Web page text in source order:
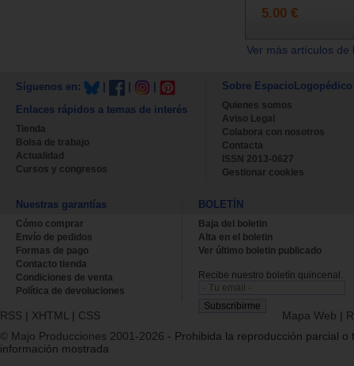
5.00 €
Ver más artículos
Síguenos en:
Enlaces rápidos a temas de interés
Tienda
Bolsa de trabajo
Actualidad
Cursos y congresos
Sobre EspacioLogopédico
Quienes somos
Aviso Legal
Colabora con nosotros
Contacta
ISSN 2013-0627
Gestionar cookies
Nuestras garantías
Cómo comprar
Envío de pedidos
Formas de pago
Contacto tienda
Condiciones de venta
Política de devoluciones
BOLETÍN
Baja del boletin
Alta en el boletin
Ver último boletin publicado
Recibe nuestro boletín quincenal.
RSS | XHTML | CSS Mapa Web |
© Majo Producciones 2001-2026 - Prohibida la reproducción parcial o
información mostrada